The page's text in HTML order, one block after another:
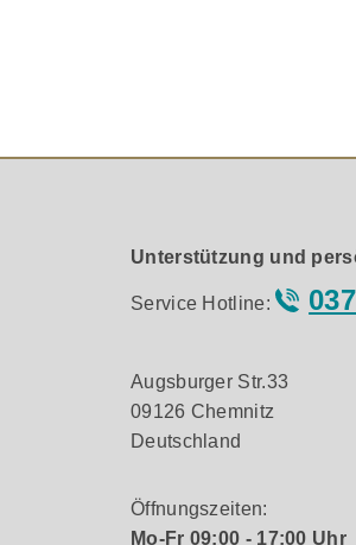
Unterstützung und
Service Hotline:
Augsburger Str.33
09126 Chemnitz
Deutschland
Öffnungszeiten:
Mo-Fr 09:00 - 17:00 Uhr